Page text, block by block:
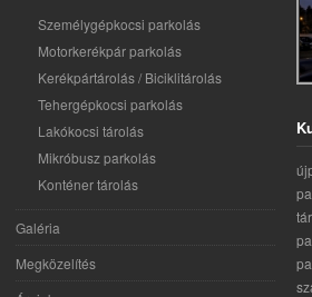
Személygépkocsi parkolás
Motorkerékpár parkolás
Kerékpártárolás / Biciklitárolás
Tehergépkocsi parkolás
Lakókocsi tárolás
Mikróbusz parkolás
Konténer tárolás
Galéria
Megközelítés